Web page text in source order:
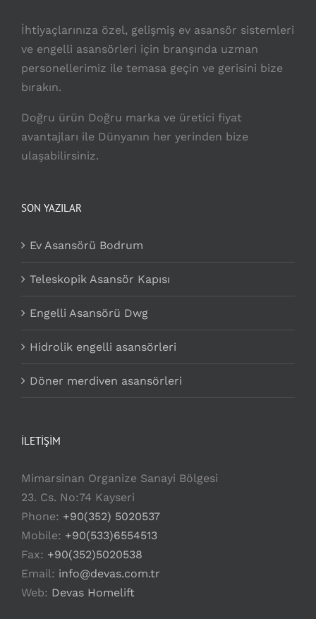
İhtiyaçlarınıza özel, gelişmiş ev asansör sistemleri
ve engelli asansörleri için branşında uzman
personellerimiz ile temasa geçin ve gerisini bize
bırakın.
Doğru ürün Doğru marka ve üretici fiyat
avantajları ile Dünyanın her yerinden bize
ulaşabilirsiniz.
SON YAZILAR
Ev Asansörü Bodrum
Teleskopik Asansör Kapısı
Engelli Asansörü Dwg
Hidrolik engelli asansörleri
Döner merdiven asansörleri
İLETİŞİM
Mimarsinan Organize Sanayi Bölgesi
23. Cs. No:74 Kayseri
Phone: +90(352) 5020537
Mobile: +90(533)6554513
Fax: +90(352)5020538
Email: info@devas.com.tr
Web: Devas Homelift